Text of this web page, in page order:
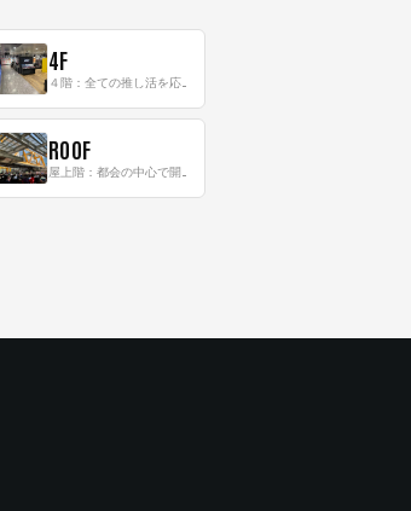
4F
４階：全ての推し活を応援するフロア！
ROOF